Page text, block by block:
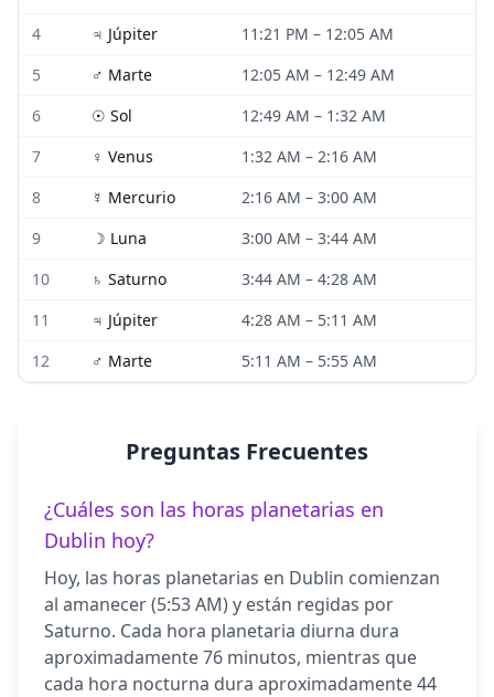
4
♃ Júpiter 11:21 PM – 12:05 AM
5
♂ Marte 12:05 AM – 12:49 AM
6
☉ Sol 12:49 AM – 1:32 AM
7
♀ Venus 1:32 AM – 2:16 AM
8
☿ Mercurio 2:16 AM – 3:00 AM
9
☽ Luna 3:00 AM – 3:44 AM
10
♄ Saturno 3:44 AM – 4:28 AM
11
♃ Júpiter 4:28 AM – 5:11 AM
12
♂ Marte 5:11 AM – 5:55 AM
Preguntas Frecuentes
¿Cuáles son las horas planetarias en
Dublin hoy?
Hoy, las horas planetarias en Dublin comienzan
al amanecer (5:53 AM) y están regidas por
Saturno. Cada hora planetaria diurna dura
aproximadamente 76 minutos, mientras que
cada hora nocturna dura aproximadamente 44